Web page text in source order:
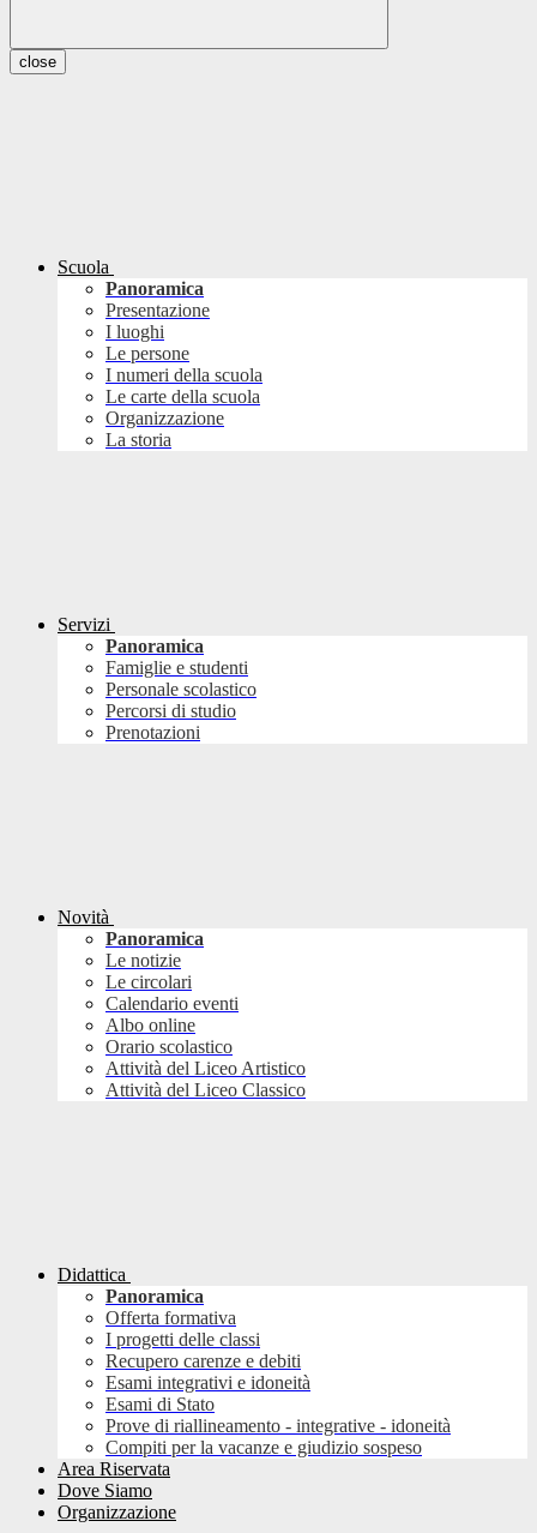
close
Scuola
Panoramica
Presentazione
I luoghi
Le persone
I numeri della scuola
Le carte della scuola
Organizzazione
La storia
Servizi
Panoramica
Famiglie e studenti
Personale scolastico
Percorsi di studio
Prenotazioni
Novità
Panoramica
Le notizie
Le circolari
Calendario eventi
Albo online
Orario scolastico
Attività del Liceo Artistico
Attività del Liceo Classico
Didattica
Panoramica
Offerta formativa
I progetti delle classi
Recupero carenze e debiti
Esami integrativi e idoneità
Esami di Stato
Prove di riallineamento - integrative - idoneità
Compiti per la vacanze e giudizio sospeso
Area Riservata
Dove Siamo
Organizzazione